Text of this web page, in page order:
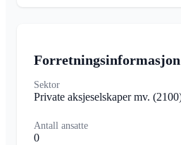
Forretningsinformasjon
Sektor
Private aksjeselskaper mv.
Antall ansatte
0